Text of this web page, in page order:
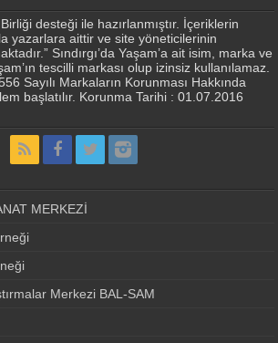
desteği ile hazırlanmıştır. İçeriklerin
yazarlara aittir ve site yöneticilerinin
Sındırgı’da Yaşam’a ait isim, marka ve
tescilli markası olup izinsiz kullanılamaz.
Sayılı Markaların Korunması Hakkında
başlatılır. Korunma Tarihi : 01.07.2016
MERKEZİ
Merkezi BAL-SAM